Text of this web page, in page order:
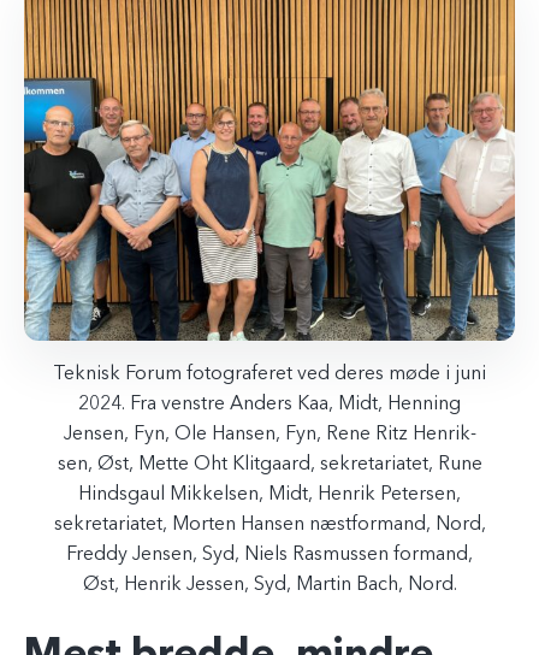
Teknisk Forum fotograferet ved deres møde i juni
2024. Fra venstre Anders Kaa, Midt, Henning
Jensen, Fyn, Ole Hansen, Fyn, Rene Ritz Henrik-
sen, Øst, Mette Oht Klitgaard, sekretariatet, Rune
Hindsgaul Mikkelsen, Midt, Henrik Petersen,
sekretariatet, Morten Hansen næstformand, Nord,
Freddy Jensen, Syd, Niels Rasmussen formand,
Øst, Henrik Jessen, Syd, Martin Bach, Nord.